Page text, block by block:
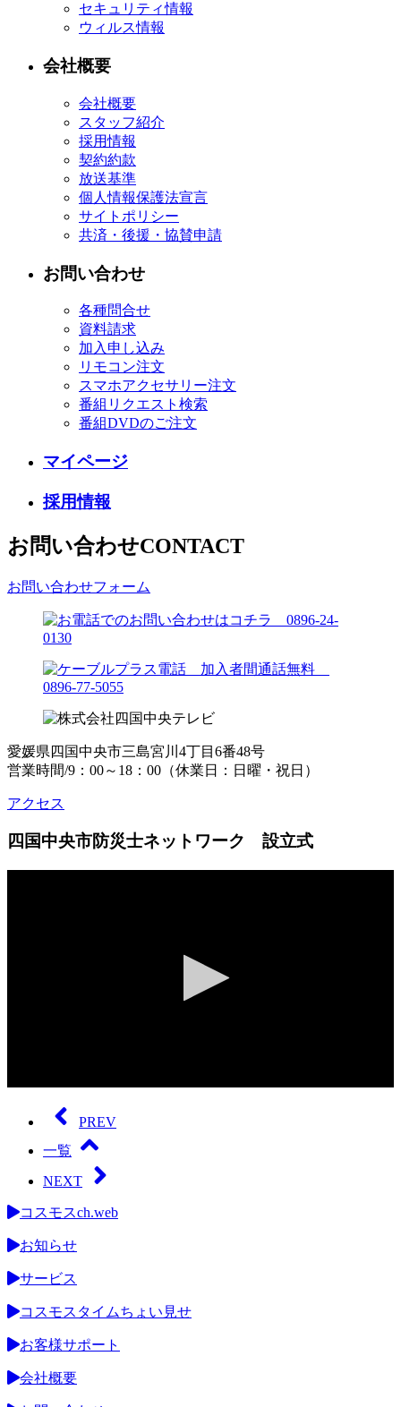
セキュリティ情報
ウィルス情報
会社概要
会社概要
スタッフ紹介
採用情報
契約約款
放送基準
個人情報保護法宣言
サイトポリシー
共済・後援・協賛申請
お問い合わせ
各種問合せ
資料請求
加入申し込み
リモコン注文
スマホアクセサリー注文
番組リクエスト検索
番組DVDのご注文
マイページ
採用情報
お問い合わせCONTACT
お問い合わせフォーム
愛媛県四国中央市三島宮川4丁目6番48号
営業時間/9：00～18：00（休業日：日曜・祝日）
アクセス
四国中央市防災士ネットワーク 設立式
seconds
seconds
PREV
一覧
NEXT
コスモスch.web
お知らせ
サービス
コスモスタイムちょい見せ
お客様サポート
会社概要